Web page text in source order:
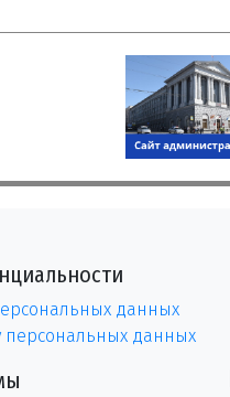
данных
персональных данных